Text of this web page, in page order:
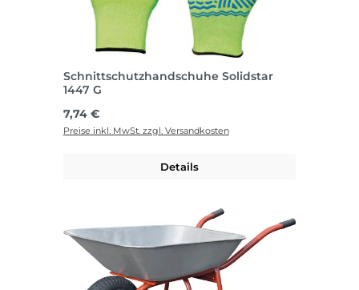
Schnittschutzhandschuhe Solidstar
1447 G
Regulärer Preis:
7,74 €
Preise inkl. MwSt. zzgl. Versandkosten
Details